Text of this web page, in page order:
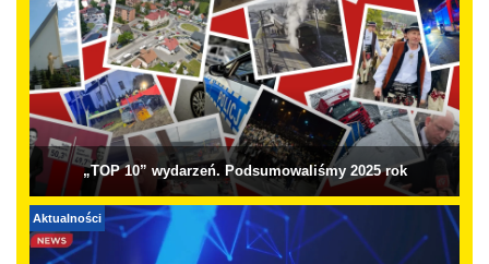
„TOP 10” wydarzeń. Podsumowaliśmy 2025 rok
Aktualności